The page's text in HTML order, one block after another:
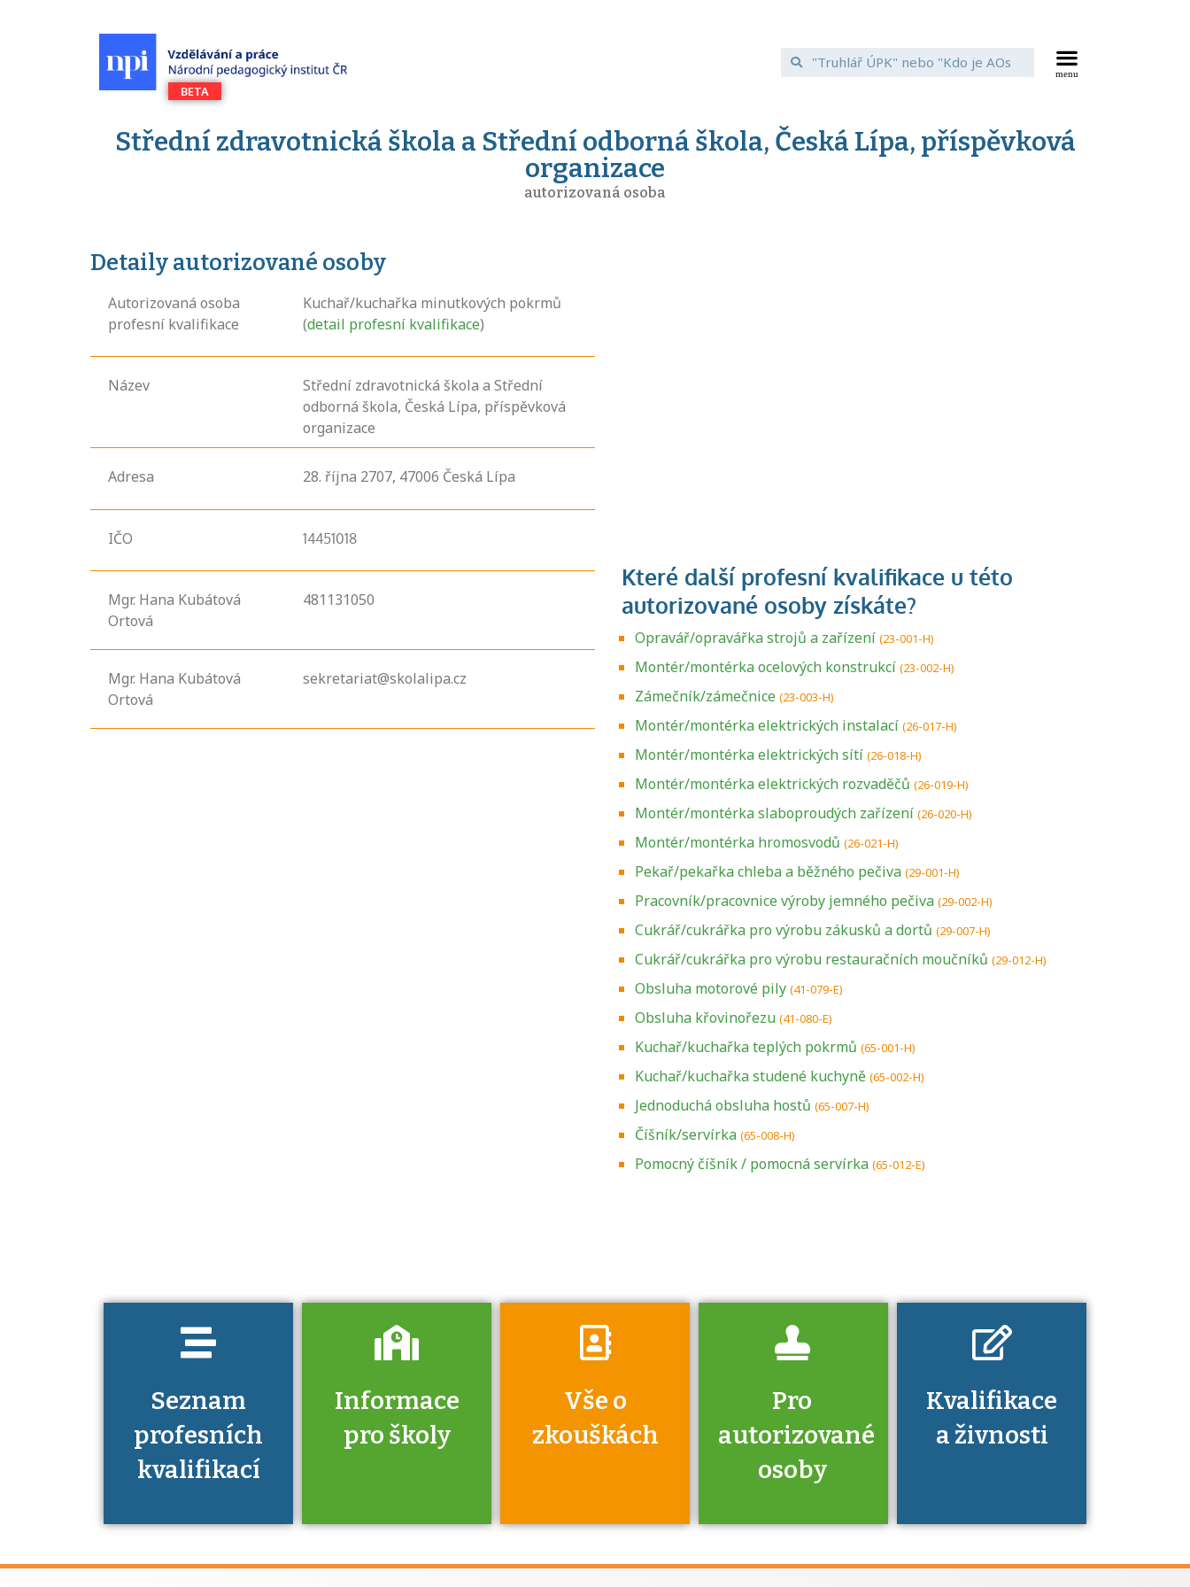
Střední zdravotnická škola a Střední odborná škola, Česká Lípa, příspěvková
organizace
autorizovaná osoba
Detaily autorizované osoby
Autorizovaná osoba
profesní kvalifikace
Kuchař/kuchařka minutkových pokrmů
(detail profesní kvalifikace)
Název
Střední zdravotnická škola a Střední
odborná škola, Česká Lípa, příspěvková
organizace
Adresa 28. října 2707, 47006 Česká Lípa
IČO 14451018
Mgr. Hana Kubátová
Ortová
481131050
Mgr. Hana Kubátová
Ortová
sekretariat@skolalipa.cz
Opravář/opravářka strojů a zařízení (23-001-H)
Montér/montérka ocelových konstrukcí (23-002-H)
Zámečník/zámečnice (23-003-H)
Montér/montérka elektrických instalací (26-017-H)
Montér/montérka elektrických sítí (26-018-H)
Montér/montérka elektrických rozvaděčů (26-019-H)
Montér/montérka slaboproudých zařízení (26-020-H)
Montér/montérka hromosvodů (26-021-H)
Pekař/pekařka chleba a běžného pečiva (29-001-H)
Pracovník/pracovnice výroby jemného pečiva (29-002-H)
Cukrář/cukrářka pro výrobu zákusků a dortů (29-007-H)
Cukrář/cukrářka pro výrobu restauračních moučníků (29-012-H)
Obsluha motorové pily (41-079-E)
Obsluha křovinořezu (41-080-E)
Kuchař/kuchařka teplých pokrmů (65-001-H)
Kuchař/kuchařka studené kuchyně (65-002-H)
Jednoduchá obsluha hostů (65-007-H)
Číšník/servírka (65-008-H)
Pomocný číšník / pomocná servírka (65-012-E)
Seznam
profesních
kvalifikací
Informace
pro školy
Víte, že jako škola
Vše o
zkouškách
Zjistěte, jak se
přihlásit ke
Pro
autorizované
osoby
Kvalifikace
a živnosti